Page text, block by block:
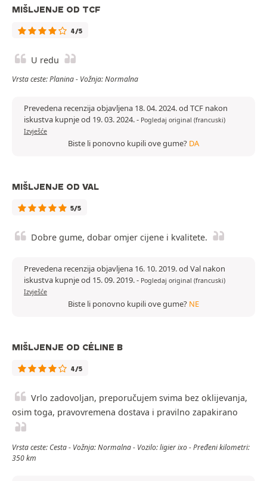
MIŠLJENJE OD TCF
4/5
U redu
Vrsta ceste: Planina - Vožnja: Normalna
Prevedena recenzija objavljena 18. 04. 2024. od TCF nakon
iskustva kupnje od 19. 03. 2024.- Pogledaj original (francuski)
Izvješće
Biste li ponovno kupili ove gume? DA
MIŠLJENJE OD VAL
5/5
Dobre gume, dobar omjer cijene i kvalitete.
Prevedena recenzija objavljena 16. 10. 2019. od Val nakon
iskustva kupnje od 15. 09. 2019.- Pogledaj original (francuski)
Izvješće
Biste li ponovno kupili ove gume? NE
MIŠLJENJE OD CÉLINE B
4/5
Vrlo zadovoljan, preporučujem svima bez oklijevanja,
osim toga, pravovremena dostava i pravilno zapakirano
Vrsta ceste: Cesta - Vožnja: Normalna - Vozilo: ligier ixo - Pređeni kilometri:
350 km